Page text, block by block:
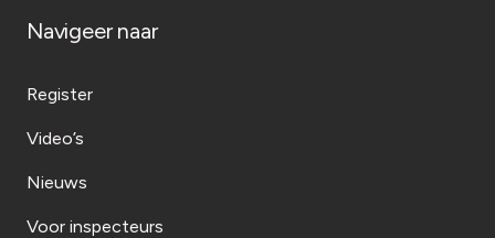
Navigeer naar
Register
Video’s
Nieuws
Voor inspecteurs